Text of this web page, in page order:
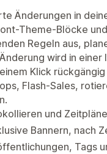
Änderungen in
Theme-Blöcke
Regeln aus,
wird in
Klick
Flash-Sales,
und
Bannern, nach
Tags